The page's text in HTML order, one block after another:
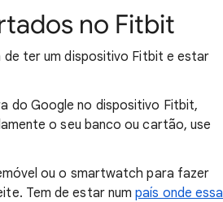
no Fitbit
ter um dispositivo Fitbit e estar
do Google no dispositivo Fitbit,
o seu banco ou cartão, use
ou o smartwatch para fazer
Tem de estar numpaís onde essa